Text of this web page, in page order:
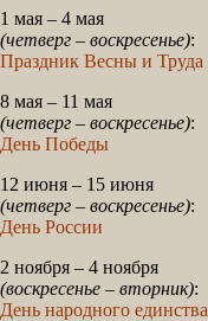
1 мая – 4 мая
(четверг – воскресенье):
Праздник Весны и Труда
8 мая – 11 мая
(четверг – воскресенье):
День Победы
12 июня – 15 июня
(четверг – воскресенье):
День России
2 ноября – 4 ноября
(воскресенье – вторник):
День народного единства